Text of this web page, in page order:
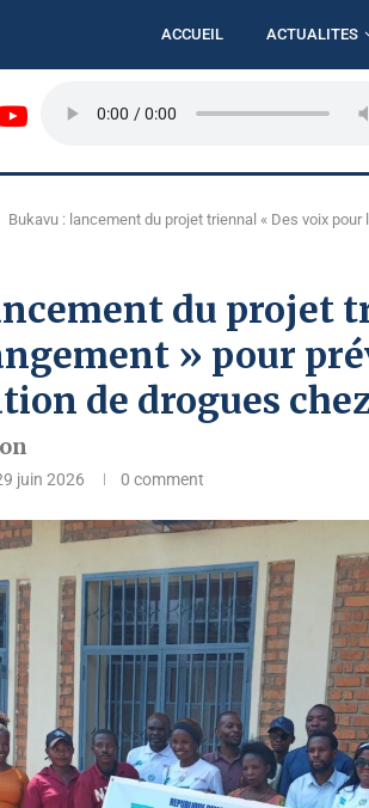
ACCUEIL ACTUALITES
DES BILLETS USÉS COMPLIQUE...
Bukavu : lancement du projet triennal « Des voix
du projet
» pour
de drogues
juin 2026 0 comment